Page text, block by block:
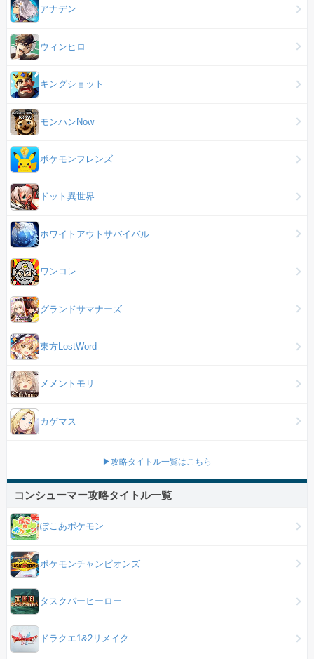
アナデン
ウィンヒロ
キングショット
モンハンNow
ポケモンフレンズ
ドット異世界
ホワイトアウトサバイバル
ワンコレ
グランドサマナーズ
東方LostWord
メメントモリ
カゲマス
▶攻略タイトル一覧はこちら
コンシューマー攻略タイトル一覧
ぽこあポケモン
ポケモンチャンピオンズ
タスクバーヒーロー
ドラクエ1&2リメイク